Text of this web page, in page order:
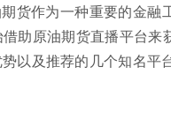
货作为一种重要的金
助原油期货直播平台
以及推荐的几个知名平台